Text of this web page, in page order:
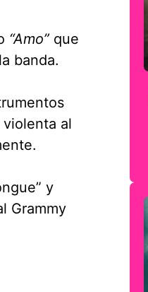
“Amo”que
banda.
al
y
Grammy